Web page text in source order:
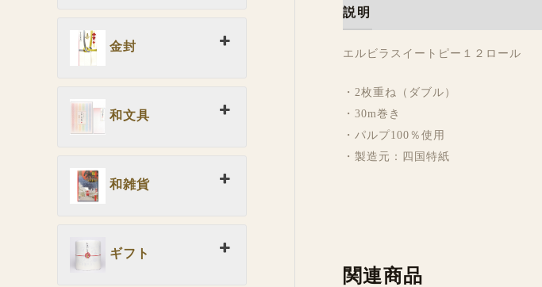
金封
和文具
和雑貨
ギフト
説明
エルビラスイートピー１２ロール
・2枚重ね（ダブル）
・30m巻き
・パルプ100％使用
・製造元：四国特紙
関連商品